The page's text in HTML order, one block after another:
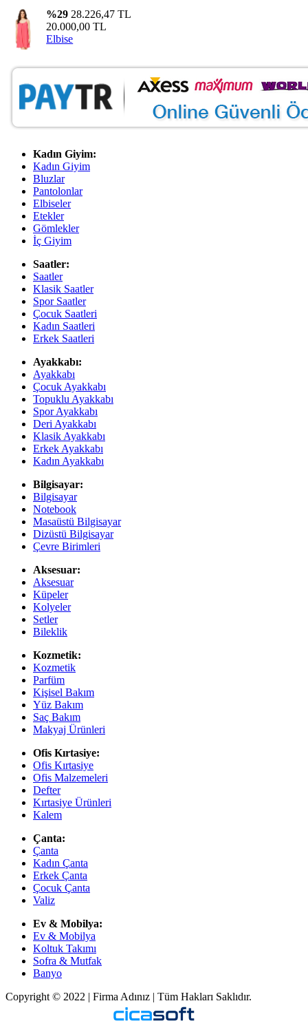
%29 28.226,47 TL
20.000,00 TL
Elbise
Kadın Giyim:
Kadın Giyim
Bluzlar
Pantolonlar
Elbiseler
Etekler
Gömlekler
İç Giyim
Saatler:
Saatler
Klasik Saatler
Spor Saatler
Çocuk Saatleri
Kadın Saatleri
Erkek Saatleri
Ayakkabı:
Ayakkabı
Çocuk Ayakkabı
Topuklu Ayakkabı
Spor Ayakkabı
Deri Ayakkabı
Klasik Ayakkabı
Erkek Ayakkabı
Kadın Ayakkabı
Bilgisayar:
Bilgisayar
Notebook
Masaüstü Bilgisayar
Dizüstü Bilgisayar
Çevre Birimleri
Aksesuar:
Aksesuar
Küpeler
Kolyeler
Setler
Bileklik
Kozmetik:
Kozmetik
Parfüm
Kişisel Bakım
Yüz Bakım
Saç Bakım
Makyaj Ürünleri
Ofis Kırtasiye:
Ofis Kırtasiye
Ofis Malzemeleri
Defter
Kırtasiye Ürünleri
Kalem
Çanta:
Çanta
Kadın Çanta
Erkek Çanta
Çocuk Çanta
Valiz
Ev & Mobilya:
Ev & Mobilya
Koltuk Takımı
Sofra & Mutfak
Banyo
Copyright © 2022 | Firma Adınız | Tüm Hakları Saklıdır.